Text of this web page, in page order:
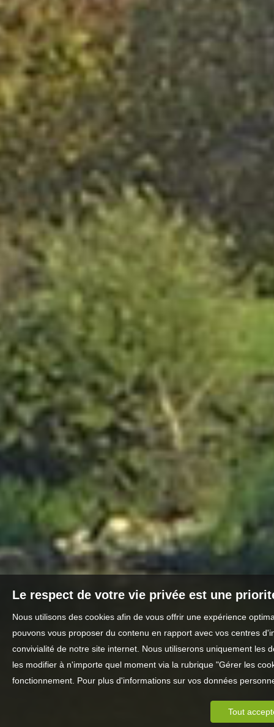
Le respect de votre vie privée est une
Nous utilisons des cookies afin de vous offrir une expérience
pouvons vous proposer du contenu en rapport avec vos centres
convivialité de notre site internet. Nous utiliserons uniquement les
les modifier à n'importe quel moment via la rubrique "Gérer les
fonctionnement. Pour plus d'informations sur vos données
Tout